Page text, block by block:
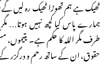
ٹھیک ہے ہم تھوڑا ٹھیک رہ لیں گے
ہمارے پاس کیا کچھ نہیں ہوتا…
طرف مگر اللہ کا حکم ہے۔
حقوق، ان کے ساتھ رحم و درگزر